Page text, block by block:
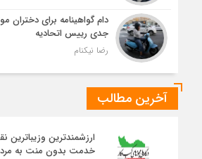
دام گواهینامه برای دختران
جدی رییس اتحادیه
رضا نیکنام
آخرین مطالب
ارزشمندترین وزیباترین
خدمت بدون منت به